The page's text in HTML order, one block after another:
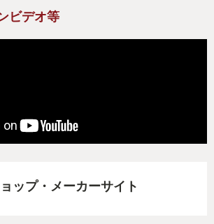
ビデオ等
ップ・メーカーサイト